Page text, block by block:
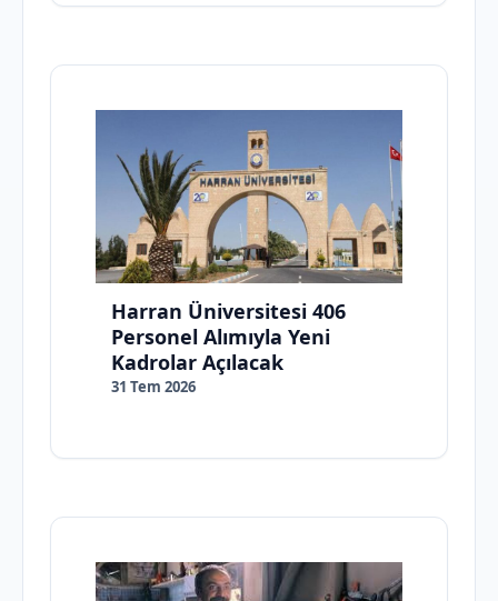
Harran Üniversitesi 406
Personel Alımıyla Yeni
Kadrolar Açılacak
31 Tem 2026